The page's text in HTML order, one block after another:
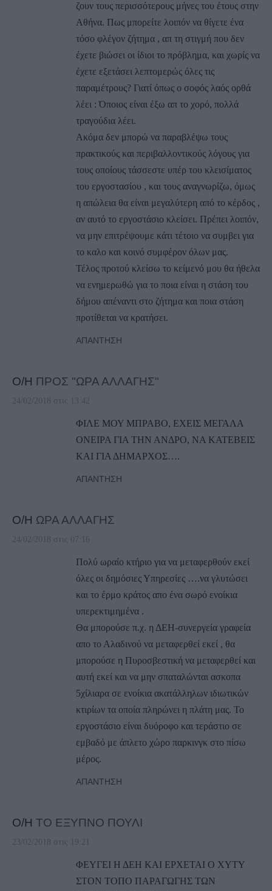
ζουν τους περισσότερους μήνες του έτους στην
Αθήνα. Πως μπορείτε λοιπόν να θίγετε ένα
τόσο φλέγον ζήτημα , απ τη στιγμή που δεν
έχετε βιώσει οι ίδιοι το πρόβλημα, και χωρίς να
έχετε εξετάσει λεπτομερώς όλες τις
παραμέτρους? Γιατί όπως ο σοφός λαός ορθά
λέει : Όποιος είναι έξω απ το χορό, πολλά
τραγούδια λέει.
Ακόμα δεν μπορώ να παραβλέψω τους
πρακτικούς και περιβαλλοντικούς λόγους για
τους οποίους τάσσεστε υπέρ του κλεισίματος
του εργοστασίου , και τους αναγνωρίζω, όμως
η απώλεια θα είναι μεγαλύτερη από το κέρδος ,
αν αυτό το εργοστάσιο κλείσει. Πρέπει λοιπόν,
να μην επιτρέψουμε κάτι τέτοιο να συμβει για
το καλο και κοινό συμφέρον όλων μας.
Τέλος προτού κλείσω το κείμενό μου θα ήθελα
να ενημερωθώ για το ποια είναι η στάση του
δήμου απέναντι στο ζήτημα και ποια στάση
προτίθεται να κρατήσει.
ΑΠΆΝΤΗΣΗ
Ο/Η ΠΡΟΣ "ΩΡΑ ΑΛΛΑΓΗΣ"
24/02/2018 στις 13:42
ΦΙΛΕ ΜΟΥ ΜΠΡΑΒΟ, ΕΧΕΙΣ ΜΕΓΑΛΑ
ΟΝΕΙΡΑ ΓΙΑ ΤΗΝ ΑΝΔΡΟ, ΝΑ ΚΑΤΕΒΕΙΣ
ΚΑΙ ΓΙΑ ΔΗΜΑΡΧΟΣ….
ΑΠΆΝΤΗΣΗ
Ο/Η ΩΡΑ ΑΛΛΑΓΗΣ
24/02/2018 στις 07:16
Πολύ ωραίο κτήριο για να μεταφερθούν εκεί
όλες οι δημόσιες Υπηρεσίες ….να γλυτώσει
και το έρμο κράτος απο ένα σωρό ενοίκια
υπερεκτιμημένα .
Θα μπορούσε π.χ. η ΔΕΗ-συνεργεία γραφεία
απο το Αλαδινού να μεταφερθεί εκεί , θα
μπορούσε η Πυροσβεστική να μεταφερθεί και
αυτή εκεί και να μην σπαταλώνται ασκοπα
5χίλιαρα σε ενοίκια ακατάλληλων ιδιωτικών
κτιρίων τα οποία πληρώνει η πλάτη μας. Το
εργοστάσιο είναι δυόροφο και τεράστιο σε
εμβαδό με άπλετο χώρο παρκινγκ στο πίσω
μέρος.
ΑΠΆΝΤΗΣΗ
Ο/Η ΤΟ ΕΞΥΠΝΟ ΠΟΥΛΙ
23/02/2018 στις 19:21
ΦΕΥΓΕΙ Η ΔΕΗ ΚΑΙ ΕΡΧΕΤΑΙ Ο ΧΥΤΥ
ΣΤΟΝ ΤΟΠΟ ΠΑΡΑΓΩΓΗΣ ΤΩΝ